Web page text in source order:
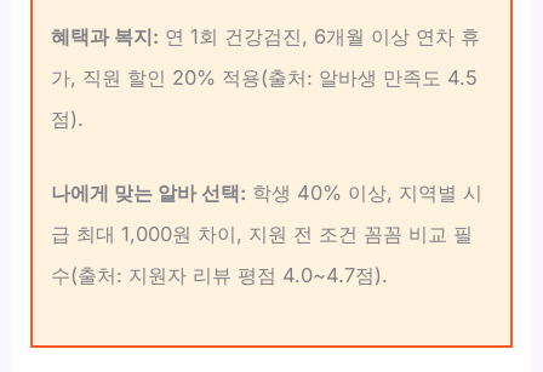
혜택과 복지: 연 1회 건강검진, 6개월 이상 연차 휴
가, 직원 할인 20% 적용(출처: 알바생 만족도 4.5
점).
나에게 맞는 알바 선택: 학생 40% 이상, 지역별 시
급 최대 1,000원 차이, 지원 전 조건 꼼꼼 비교 필
수(출처: 지원자 리뷰 평점 4.0~4.7점).